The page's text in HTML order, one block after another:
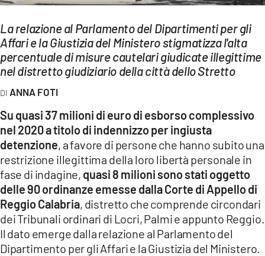
Streaming
LAC TV
LAC NETWORK
LAC ONAIR
LaC
Network
LACPLAY.IT
LACTV.IT
LACONAIR.IT
LACITYMAG.IT
ILREGGINO.IT
La relazione al Parlamento del Dipartimenti per gli
Affari e la Giustizia del Ministero stigmatizza l'alta
percentuale di misure cautelari giudicate illegittime
nel distretto giudiziario della città dello Stretto
ANNA FOTI
Su quasi 37 milioni di euro di esborso complessivo
nel 2020 a titolo di indennizzo per ingiusta
detenzione, a favore di persone che hanno subito una
restrizione illegittima della loro libertà personale in
fase di indagine, quasi 8 milioni sono stati oggetto
delle 90 ordinanze emesse dalla Corte di Appello di
Reggio Calabria, distretto che comprende circondari
dei Tribunali ordinari di Locri, Palmi e appunto Reggio.
Il dato emerge dalla relazione al Parlamento del
Dipartimento per gli Affari e la Giustizia del Ministero.